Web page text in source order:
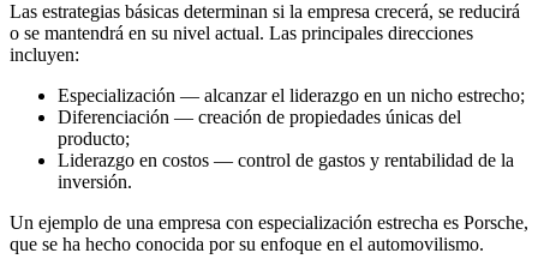
Las estrategias básicas determinan si la empresa crecerá, se reducirá
o se mantendrá en su nivel actual. Las principales direcciones
incluyen:
Especialización — alcanzar el liderazgo en un nicho estrecho;
Diferenciación — creación de propiedades únicas del
producto;
Liderazgo en costos — control de gastos y rentabilidad de la
inversión.
Un ejemplo de una empresa con especialización estrecha es Porsche,
que se ha hecho conocida por su enfoque en el automovilismo.